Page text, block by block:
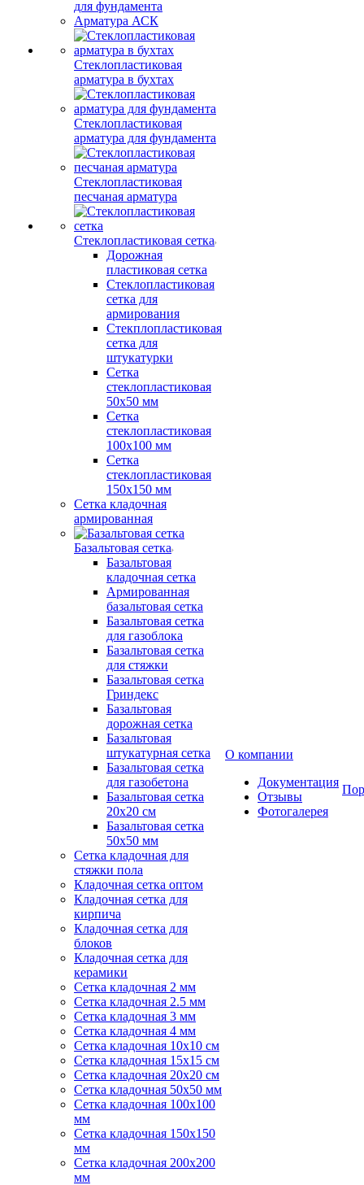
для фундамента
Арматура АСК
Стеклопластиковая
арматура в бухтах
Стеклопластиковая
арматура для фундамента
Стеклопластиковая
песчаная арматура
Стеклопластиковая сетка
Дорожная
пластиковая сетка
Стеклопластиковая
сетка для
армирования
Стекплопластиковая
сетка для
штукатурки
Сетка
стеклопластиковая
50x50 мм
Сетка
стеклопластиковая
100x100 мм
Сетка
стеклопластиковая
150x150 мм
Сетка кладочная
армированная
Базальтовая сетка
Базальтовая
кладочная сетка
Армированная
базальтовая сетка
Базальтовая сетка
для газоблока
Базальтовая сетка
для стяжки
Базальтовая сетка
Гриндекс
Базальтовая
дорожная сетка
Базальтовая
штукатурная сетка
Базальтовая сетка
для газобетона
Базальтовая сетка
20x20 см
Базальтовая сетка
50x50 мм
Сетка кладочная для
стяжки пола
Кладочная сетка оптом
Кладочная сетка для
кирпича
Кладочная сетка для
блоков
Кладочная сетка для
керамики
Сетка кладочная 2 мм
Сетка кладочная 2.5 мм
Сетка кладочная 3 мм
Сетка кладочная 4 мм
Сетка кладочная 10x10 см
Сетка кладочная 15x15 см
Сетка кладочная 20x20 см
Сетка кладочная 50x50 мм
Сетка кладочная 100x100
мм
Сетка кладочная 150x150
мм
Сетка кладочная 200x200
мм
О компании
Документация
Отзывы
Фотогалерея